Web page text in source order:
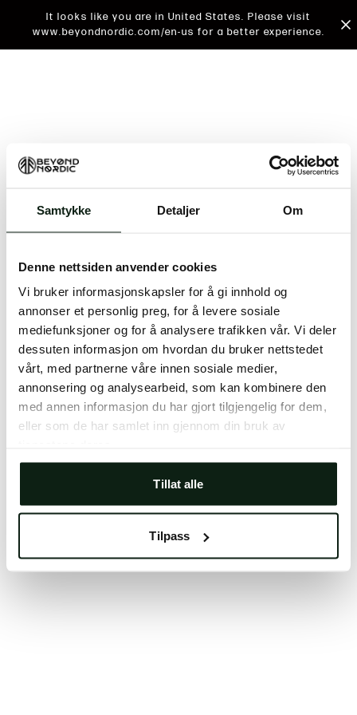
Samtykke Detaljer Om
Denne nettsiden anvender cookies
Vi bruker informasjonskapsler for å gi innhold og
annonser et personlig preg, for å levere sosiale
mediefunksjoner og for å analysere trafikken vår. Vi deler
dessuten informasjon om hvordan du bruker nettstedet
vårt, med partnerne våre innen sosiale medier,
annonsering og analysearbeid, som kan kombinere den
med annen informasjon du har gjort tilgjengelig for dem,
eller som de har samlet inn gjennom din bruk av
Tillat alle
Tilpass
It looks like you are in United States. Please visit
www.beyondnordic.com/en-us for a better experience.
An unknown error has occurred. An error report has
issue will be investigated.
Click the button below to refresh the website. If the
issue persists, either try waiting a moment or
reopening your browser.
Clearing your browser cache may also help in some
cases.
We apologize for the inconvenience.